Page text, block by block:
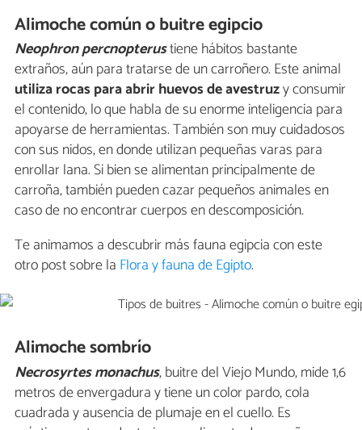
Alimoche común o buitre egipcio
Neophron percnopterustiene hábitos bastante
extraños, aún para tratarse de un carroñero. Este animal
utiliza rocas para abrir huevos de avestruzy consumir
el contenido, lo que habla de su enorme inteligencia para
apoyarse de herramientas. También son muy cuidadosos
con sus nidos, en donde utilizan pequeñas varas para
enrollar lana. Si bien se alimentan principalmente de
carroña, también pueden cazar pequeños animales en
caso de no encontrar cuerpos en descomposición.
Te animamos a descubrir más fauna egipcia con este
otro post sobre la Flora y fauna de Egipto.
Alimoche sombrío
Necrosyrtes monachus, buitre del Viejo Mundo, mide 1,6
metros de envergadura y tiene un color pardo, cola
cuadrada y ausencia de plumaje en el cuello. Es